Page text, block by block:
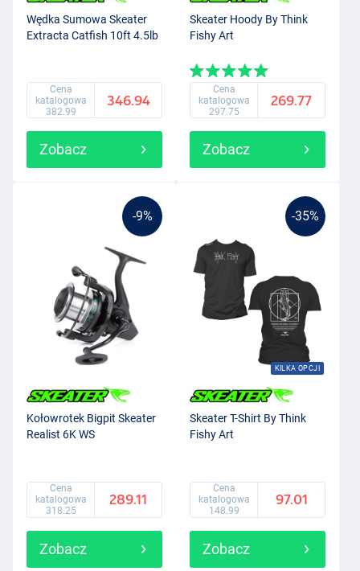
Wędka Sumowa Skeater
Extracta Catfish 10ft 4.5lb
Cena
katalogowa
382.99
346.94
Zobacz
Skeater Hoody By Think
Fishy Art
Cena
katalogowa
297.75
269.77
Zobacz
-9%
Kołowrotek Bigpit Skeater
Realist 6K WS
Cena
katalogowa
318.25
289.11
Zobacz
-35%
KILKA OPCJI
Skeater T-Shirt By Think
Fishy Art
Cena
katalogowa
148.99
97.01
Zobacz